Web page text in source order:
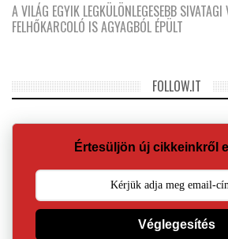
A VILÁG EGYIK LEGKÜLÖNLEGESEBB
FELHŐKARCOLÓ IS AGYAGBÓL ÉPÜLT
FOLLOW.IT
Értesüljön új cikkeinkről
Véglegesítés